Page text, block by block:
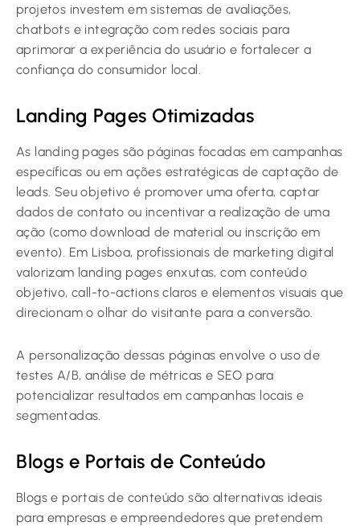
projetos investem em sistemas de avaliações,
chatbots e integração com redes sociais para
aprimorar a experiência do usuário e fortalecer a
confiança do consumidor local.
Landing Pages Otimizadas
As landing pages são páginas focadas em campanhas
específicas ou em ações estratégicas de captação de
leads. Seu objetivo é promover uma oferta, captar
dados de contato ou incentivar a realização de uma
ação (como download de material ou inscrição em
evento). Em Lisboa, profissionais de marketing digital
valorizam landing pages enxutas, com conteúdo
objetivo, call-to-actions claros e elementos visuais que
direcionam o olhar do visitante para a conversão.
A personalização dessas páginas envolve o uso de
testes A/B, análise de métricas e SEO para
potencializar resultados em campanhas locais e
segmentadas.
Blogs e Portais de Conteúdo
Blogs e portais de conteúdo são alternativas ideais
para empresas e empreendedores que pretendem